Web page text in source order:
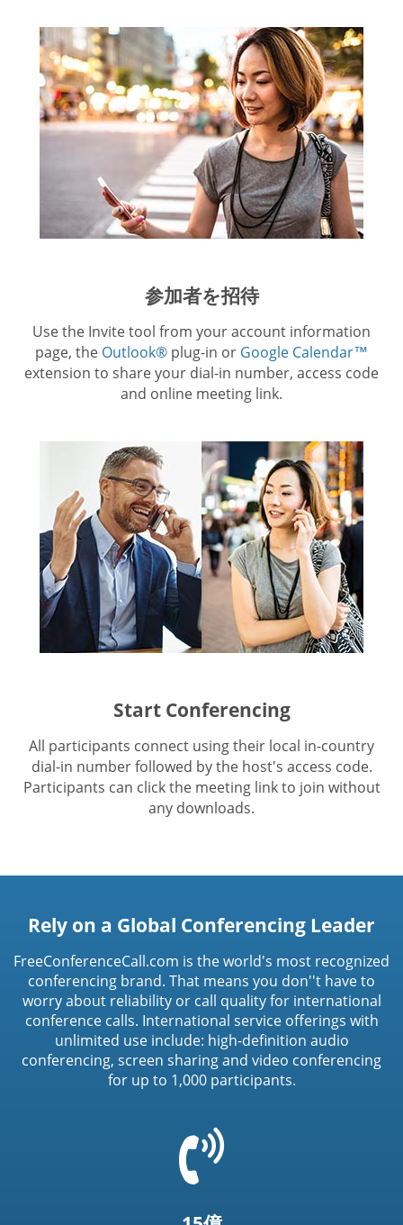
参加者を招待
Use the Invite tool from your account information
page, the Outlook® plug-in or Google Calendar™
extension to share your dial-in number, access code
and online meeting link.
Start Conferencing
All participants connect using their local in-country
dial-in number followed by the host's access code.
Participants can click the meeting link to join without
any downloads.
Rely on a Global Conferencing Leader
FreeConferenceCall.com is the world's most recognized
conferencing brand. That means you don''t have to
worry about reliability or call quality for international
conference calls. International service offerings with
unlimited use include: high-definition audio
conferencing, screen sharing and video conferencing
for up to 1,000 participants.
t('common.phone_icon')